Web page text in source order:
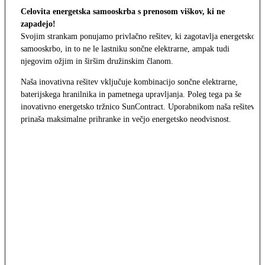
Celovita energetska samooskrba s prenosom viškov, ki ne
zapadejo!
Svojim strankam ponujamo privlačno rešitev, ki zagotavlja energetsko
samooskrbo, in to ne le lastniku sončne elektrarne, ampak tudi
njegovim ožjim in širšim družinskim članom.
Naša inovativna rešitev vključuje kombinacijo sončne elektrarne,
baterijskega hranilnika in pametnega upravljanja. Poleg tega pa še
inovativno energetsko tržnico SunContract. Uporabnikom naša rešitev
prinaša maksimalne prihranke in večjo energetsko neodvisnost.